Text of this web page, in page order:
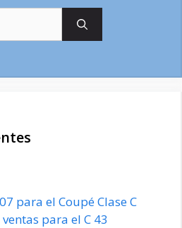
para el Coupé Clase C
para el C 43